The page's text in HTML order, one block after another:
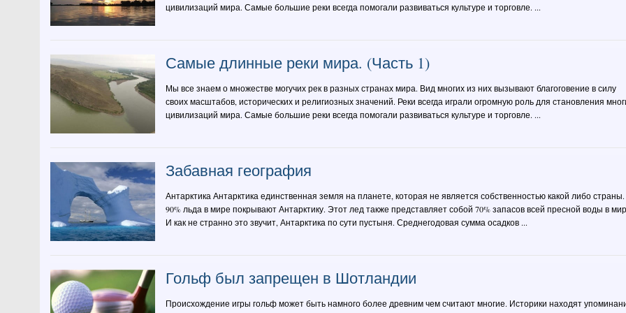
цивилизаций мира. Самые большие реки всегда помогали развиваться культуре и торговле. ...
Самые длинные реки мира. (Часть 1)
Мы все знаем о множестве могучих рек в разных странах мира. Вид многих из них вызывают благоговение в силу
своих масштабов, исторических и религиозных значений. Реки всегда играли огромную роль для становления
цивилизаций мира. Самые большие реки всегда помогали развиваться культуре и торговле. ...
Забавная география
Антарктика Антарктика единственная земля на планете, которая не является собственностью какой либо страны.
90% льда в мире покрывают Антарктику. Этот лед также представляет собой 70% запасов всей пресной воды в
И как не странно это звучит, Антарктика по сути пустыня. Среднегодовая сумма осадков ...
Гольф был запрещен в Шотландии
Происхождение игры гольф может быть намного более древним чем считают многие. Историки находят